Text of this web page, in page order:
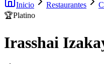
Inicio Restaurantes
🏆Platino
Irasshai